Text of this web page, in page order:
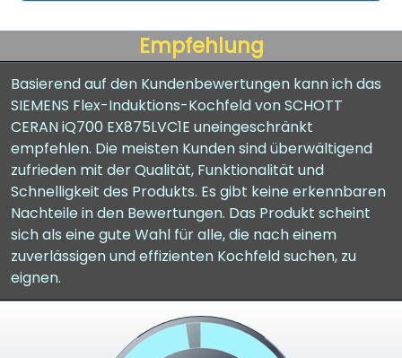
Empfehlung
Basierend auf den Kundenbewertungen kann ich das
SIEMENS Flex-Induktions-Kochfeld von SCHOTT
CERAN iQ700 EX875LVC1E uneingeschränkt
empfehlen. Die meisten Kunden sind überwältigend
zufrieden mit der Qualität, Funktionalität und
Schnelligkeit des Produkts. Es gibt keine erkennbaren
Nachteile in den Bewertungen. Das Produkt scheint
sich als eine gute Wahl für alle, die nach einem
zuverlässigen und effizienten Kochfeld suchen, zu
eignen.